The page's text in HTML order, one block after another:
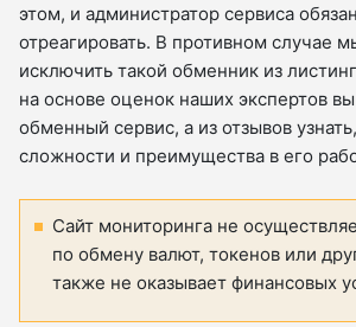
этом, и администратор сервиса
отреагировать. В противном случае
исключить такой обменник из
на основе оценок наших экспертов
обменный сервис, а из отзывов
сложности и преимущества в его
Сайт мониторинга не
по обмену валют, токенов или
также не оказывает финансовых